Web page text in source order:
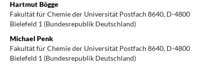
Hartmut Bögge
Fakultät für Chemie der Universität Postfach 8640, D-4800
Bielefeld 1 (Bundesrepublik Deutschland)
Michael Penk
Fakultät für Chemie der Universität Postfach 8640, D-4800
Bielefeld 1 (Bundesrepublik Deutschland)